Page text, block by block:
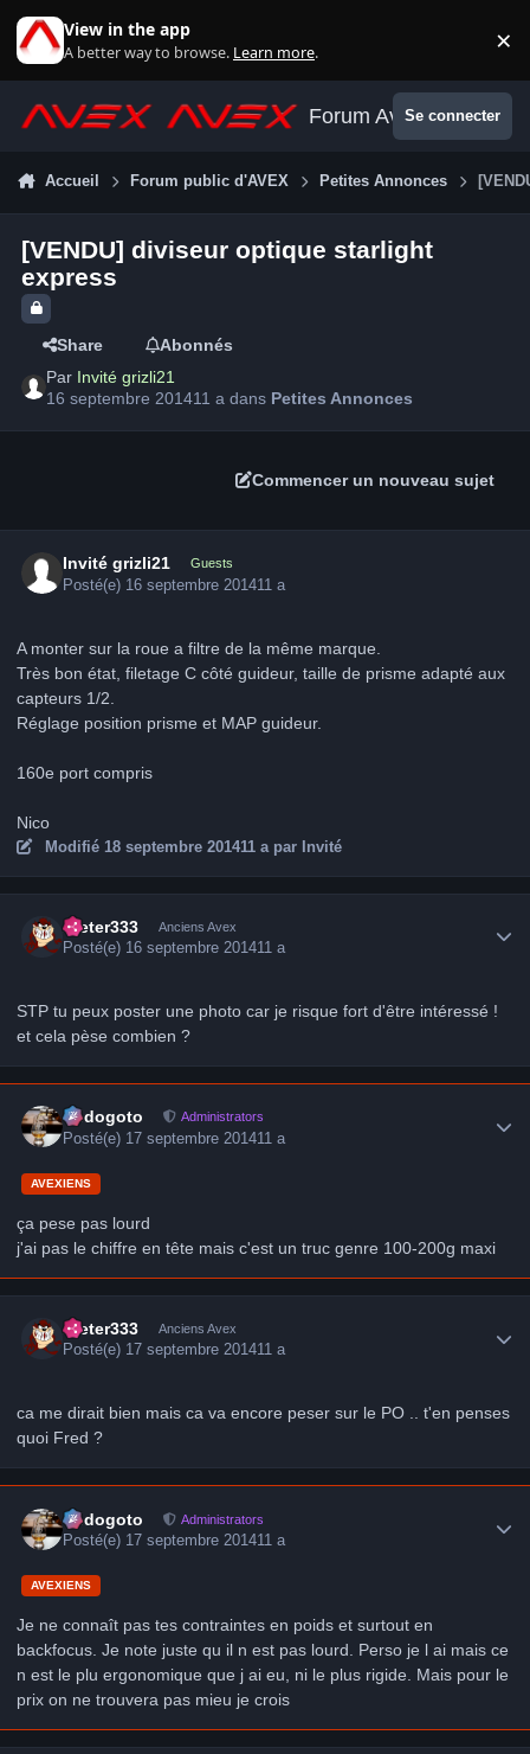
View in the app
A better way to browse. Learn more. ×
Forum AvexSe connecter
Accueil Forum public d'AVEX Petites Annonces
[VENDU] diviseur optique starlight
express
Share
Abonnés
Par Invité grizli21
16 septembre 201411 a dans Petites Annonces
Commencer un nouveau sujet
Invité grizli21 Guests
Posté(e) 16 septembre 201411 a
A monter sur la roue a filtre de la même marque.
Très bon état, filetage C côté guideur, taille de prisme adapté aux
capteurs 1/2.
Réglage position prisme et MAP guideur.
160e port compris
Nico
Modifié 18 septembre 201411 apar Invité
Dieter333 Anciens Avex
Posté(e) 16 septembre 201411 a
STP tu peux poster une photo car je risque fort d'être intéressé !
et cela pèse combien ?
frédogoto Administrators
Posté(e) 17 septembre 201411 a
AVEXIENS
ça pese pas lourd
j'ai pas le chiffre en tête mais c'est un truc genre 100-200g maxi
Dieter333 Anciens Avex
Posté(e) 17 septembre 201411 a
ca me dirait bien mais ca va encore peser sur le PO .. t'en penses
quoi Fred ?
frédogoto Administrators
Posté(e) 17 septembre 201411 a
AVEXIENS
Je ne connaît pas tes contraintes en poids et surtout en
backfocus. Je note juste qu il n est pas lourd. Perso je l ai mais ce
n est le plu ergonomique que j ai eu, ni le plus rigide. Mais pour le
prix on ne trouvera pas mieu je crois